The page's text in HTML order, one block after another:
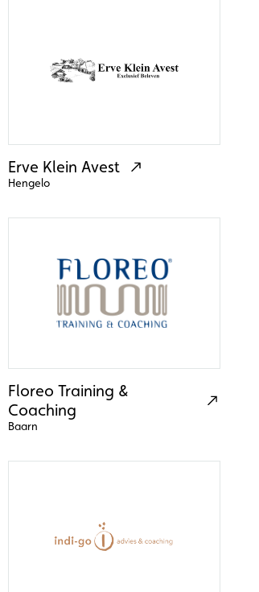
Erve Klein Avest
Hengelo
Floreo Training &
Coaching
Baarn